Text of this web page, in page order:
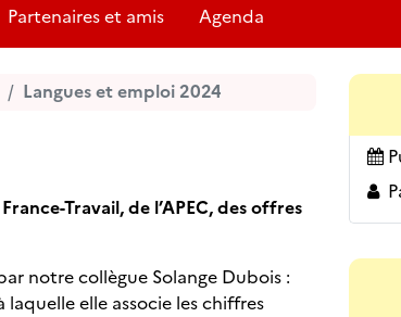
Partenaires et amis Agenda
Langues et emploi 2024
Travail, de l’APEC, des offres
notre collègue Solange Dubois :
laquelle elle associe les chiffres